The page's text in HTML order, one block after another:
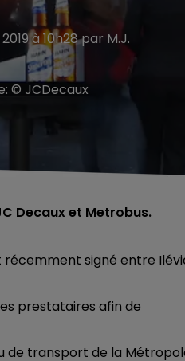
à 10h28 par M.J.
© JCDecaux
Decaux et Metrobus.
récemment signé entre
prestataires afin de
de transport de la